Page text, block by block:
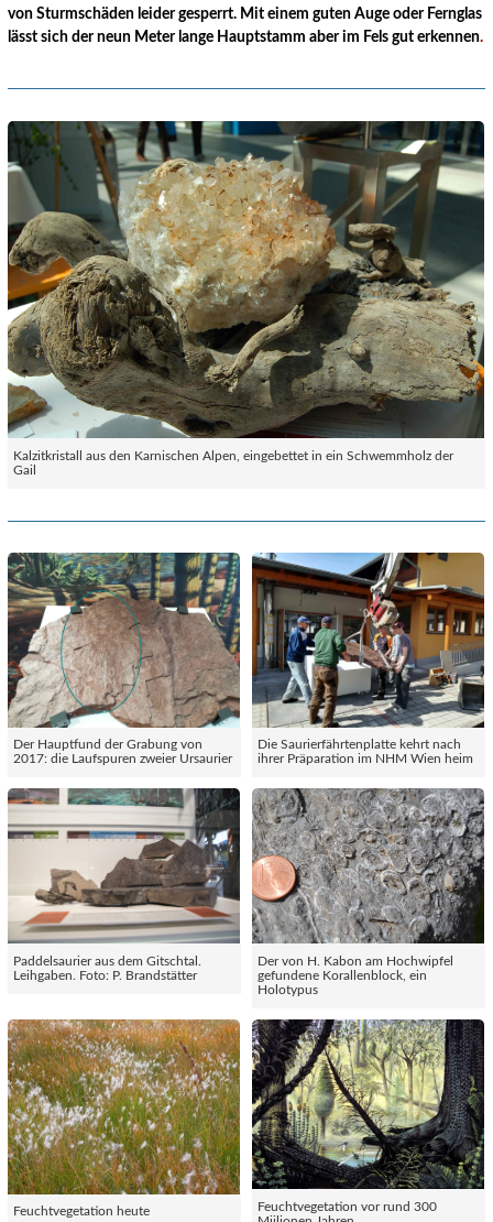
von Sturmschäden leider gesperrt. Mit einem guten Auge oder Fernglas
lässt sich der neun Meter lange Hauptstamm aber im Fels gut erkennen.
Kalzitkristall aus den Karnischen Alpen, eingebettet in ein Schwemmholz der
Gail
Der Hauptfund der Grabung von
2017: die Laufspuren zweier Ursaurier
Die Saurierfährtenplatte kehrt nach
ihrer Präparation im NHM Wien heim
Paddelsaurier aus dem Gitschtal.
Leihgaben. Foto: P. Brandstätter
Der von H. Kabon am Hochwipfel
gefundene Korallenblock, ein
Holotypus
Feuchtvegetation heute
Feuchtvegetation vor rund 300